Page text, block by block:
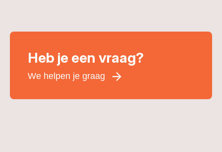
Heb je een vraag?
We helpen je graag